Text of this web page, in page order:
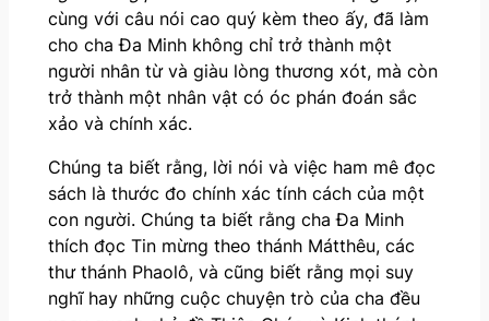
cùng với câu nói cao quý kèm theo ấy, đã làm
cho cha Đa Minh không chỉ trở thành một
người nhân từ và giàu lòng thương xót, mà còn
trở thành một nhân vật có óc phán đoán sắc
xảo và chính xác.
Chúng ta biết rằng, lời nói và việc ham mê đọc
sách là thước đo chính xác tính cách của một
con người. Chúng ta biết rằng cha Đa Minh
thích đọc Tin mừng theo thánh Mátthêu, các
thư thánh Phaolô, và cũng biết rằng mọi suy
nghĩ hay những cuộc chuyện trò của cha đều